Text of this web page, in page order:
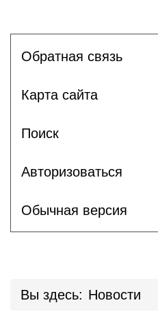
Обратная связь
Карта сайта
Поиск
Авторизоваться
Обычная версия
Вы здесь: Новости